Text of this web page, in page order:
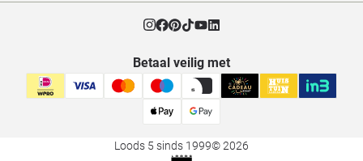
Betaal veilig met
Loods 5 sinds 1999© 2026